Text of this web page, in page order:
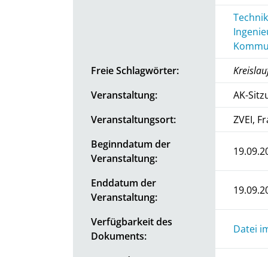
Freie Schlagwörter:
Veranstaltung:
AK-
Veranstaltungsort:
ZVEI,
Beginndatum der
Veranstaltung:
Enddatum der
Veranstaltung:
Verfügbarkeit des
Dokuments:
Datei